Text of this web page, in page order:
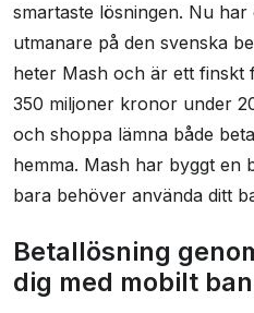
smartaste lösningen. Nu
utmanare på den svenska
heter Mash och är ett finskt
350 miljoner kronor under
och shoppa lämna både
hemma. Mash har byggt en
bara behöver använda ditt
Betallösning
dig med mobilt